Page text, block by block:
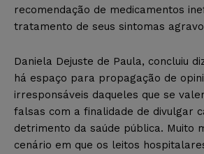
recomendação de medicamentos
tratamento de seus sintomas
Daniela Dejuste de Paula, concluiu
há espaço para propagação de
irresponsáveis daqueles que se
falsas com a finalidade de divulgar
detrimento da saúde pública. Muito
cenário em que os leitos